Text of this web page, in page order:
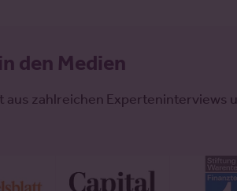
den Medien
aus zahlreichen Experteninterviews